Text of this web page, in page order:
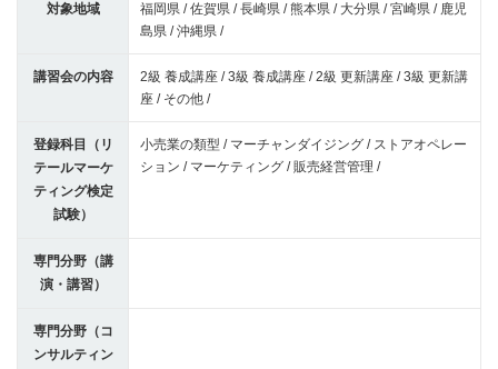
対象地域
福岡県 / 佐賀県 / 長崎県 / 熊本県 / 大分県 / 宮崎県 / 鹿児
島県 / 沖縄県 /
講習会の内容
2級 養成講座 / 3級 養成講座 / 2級 更新講座 / 3級 更新講
座 / その他 /
登録科目（リ
テールマーケ
ティング検定
試験）
小売業の類型 / マーチャンダイジング / ストアオペレー
ション / マーケティング / 販売経営管理 /
専門分野（講
演・講習）
専門分野（コ
ンサルティン